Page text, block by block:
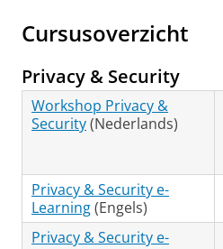
Cursusoverzicht
Privacy & Security
Workshop Privacy &
Security(Nederlands)
Privacy & Security e-
Learning(Engels)
Privacy & Security e-